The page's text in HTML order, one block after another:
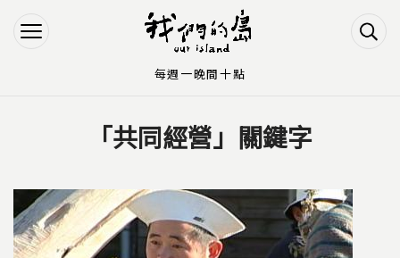
Jump to Navigation
Jump to Main content
「共同經營」關鍵字
每週一晚間十點